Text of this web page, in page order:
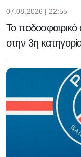
07.08.2026 | 22:55
Το ποδοσφαιρικό
στην 3η